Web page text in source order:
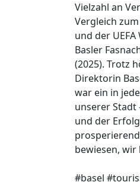
Vielzahl an
Vergleich
und der
Basler
(2025). Trotz
Direktorin
war ein in
unserer Stadt
und der
bewiesen,
#basel